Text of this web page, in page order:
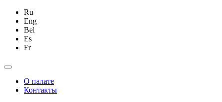
Ru
Eng
Bel
Es
Fr
О палате
Контакты